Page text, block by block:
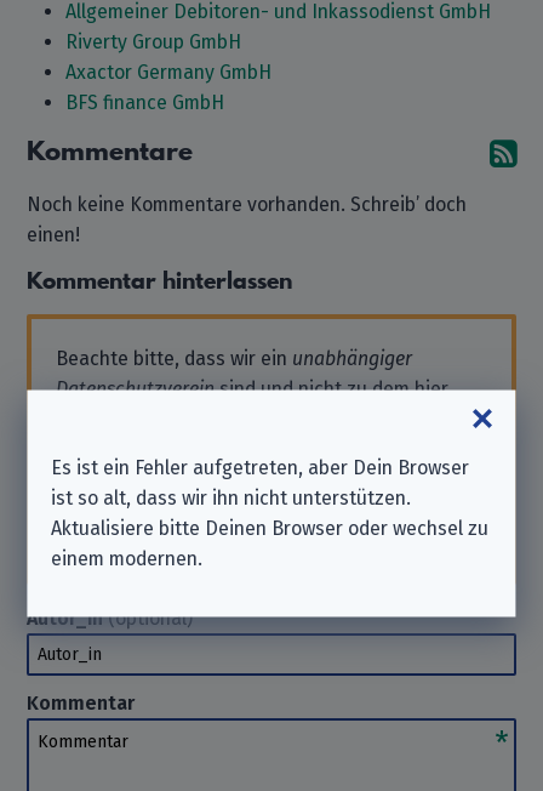
Allgemeiner Debitoren- und Inkassodienst GmbH
Riverty Group GmbH
Axactor Germany GmbH
BFS finance GmbH
Kommentare
Noch keine Kommentare vorhanden. Schreib’ doch
einen!
Kommentar hinterlassen
Beachte bitte, dass wir ein unabhängiger
Datenschutzvereinsind und nicht zu dem hier
Anfrage stellen wollen, wende Dich bitte direkt
an das Unternehmen. Wir können Dir hierbei
nichthelfen. Danke für Dein Verständnis.
Autor_in(optional)
Autor_in
Kommentar
Kommentar
Es ist ein Fehler aufgetreten, aber Dein Browser
ist so alt, dass wir ihn nicht unterstützen.
Aktualisiere bitte Deinen Browser oder wechsel zu
einem modernen.